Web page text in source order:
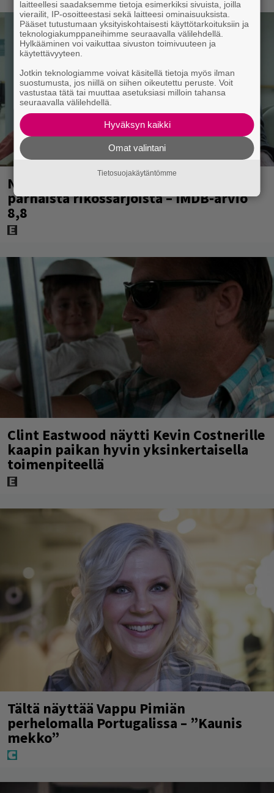
Nyt Netflixissä: Yksi viime vuosien
parhaista rikossarjoista – IMDB-arvio
8,8
Clint Eastwood näytti Kevin Costnerille
kaapin paikan hyvin yksinkertaisella
toimenpiteellä
Tältä näyttää Vappu Pimiän
perhelomalla Portugalissa – ”Kaunis
mekko”
laitteellesi saadaksemme tietoja esimerkiksi sivuista, joilla
vierailit, IP-osoitteestasi sekä laitteesi ominaisuuksista.
Pääset tutustumaan yksityiskohtaisesti käyttötarkoituksiin ja
teknologiakumppaneihimme seuraavalla välilehdellä.
Hylkääminen voi vaikuttaa sivuston toimivuuteen ja
käytettävyyteen.
Jotkin teknologiamme voivat käsitellä tietoja myös ilman
suostumusta, jos niillä on siihen oikeutettu peruste. Voit
vastustaa tätä tai muuttaa asetuksiasi milloin tahansa
seuraavalla välilehdellä.
Hyväksyn kaikki
Omat valintani
Tietosuojakäytäntömme